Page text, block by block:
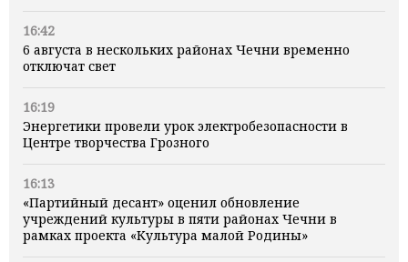
16:42
6 августа в нескольких районах Чечни временно
отключат свет
16:19
Энергетики провели урок электробезопасности в
Центре творчества Грозного
16:13
«Партийный десант» оценил обновление
учреждений культуры в пяти районах Чечни в
рамках проекта «Культура малой Родины»